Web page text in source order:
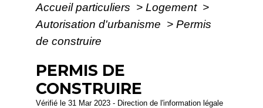
Accueil particuliers > Logement >
Autorisation d'urbanisme > Permis
de construire
PERMIS DE
CONSTRUIRE
Vérifié le 31 Mar 2023 - Direction de l'information légale